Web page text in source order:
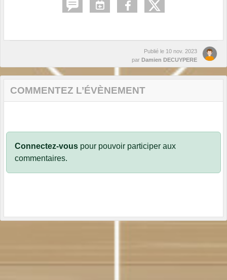
Publié le 10 nov. 2023
par Damien DECUYPERE
COMMENTEZ L’ÉVÈNEMENT
Connectez-vous pour pouvoir participer aux
commentaires.